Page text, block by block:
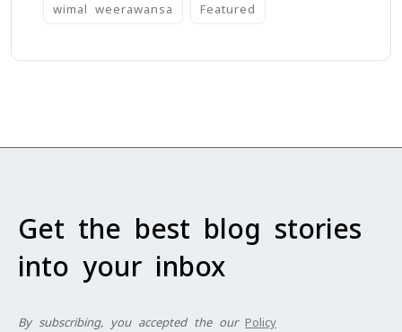
wimal weerawansa ‍Featured
Get the best blog stories
into your inbox
By subscribing, you accepted the our Policy